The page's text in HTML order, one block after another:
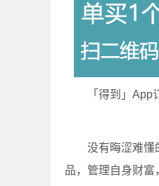
「得到」
没有晦涩难懂
品，管理自身财